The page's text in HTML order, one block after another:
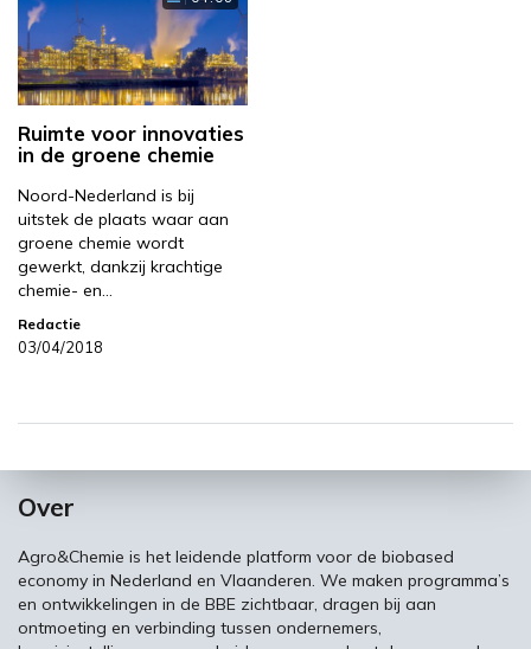
Ruimte voor innovaties
in de groene chemie
Noord-Nederland is bij
uitstek de plaats waar aan
groene chemie wordt
gewerkt, dankzij krachtige
chemie- en…
Redactie
03/04/2018
Over
Agro&Chemie is het leidende platform voor de biobased
economy in Nederland en Vlaanderen. We maken programma’s
en ontwikkelingen in de BBE zichtbaar, dragen bij aan
ontmoeting en verbinding tussen ondernemers,